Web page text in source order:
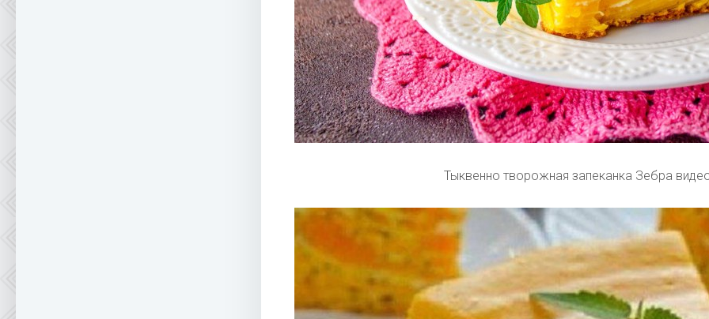
Тыквенно творожная запеканка Зебра